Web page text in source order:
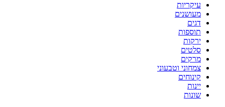
עיקריות
מעושנים
דגים
תוספות
ירקות
סלטים
מרקים
צמחוני וטבעוני
קינוחים
יינות
שונות